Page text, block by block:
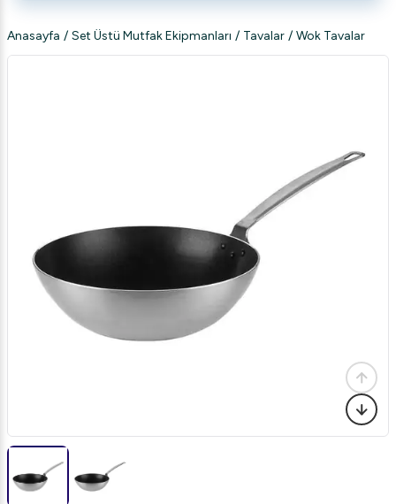
Anasayfa / Set Üstü Mutfak Ekipmanları / Tavalar / Wok Tavalar